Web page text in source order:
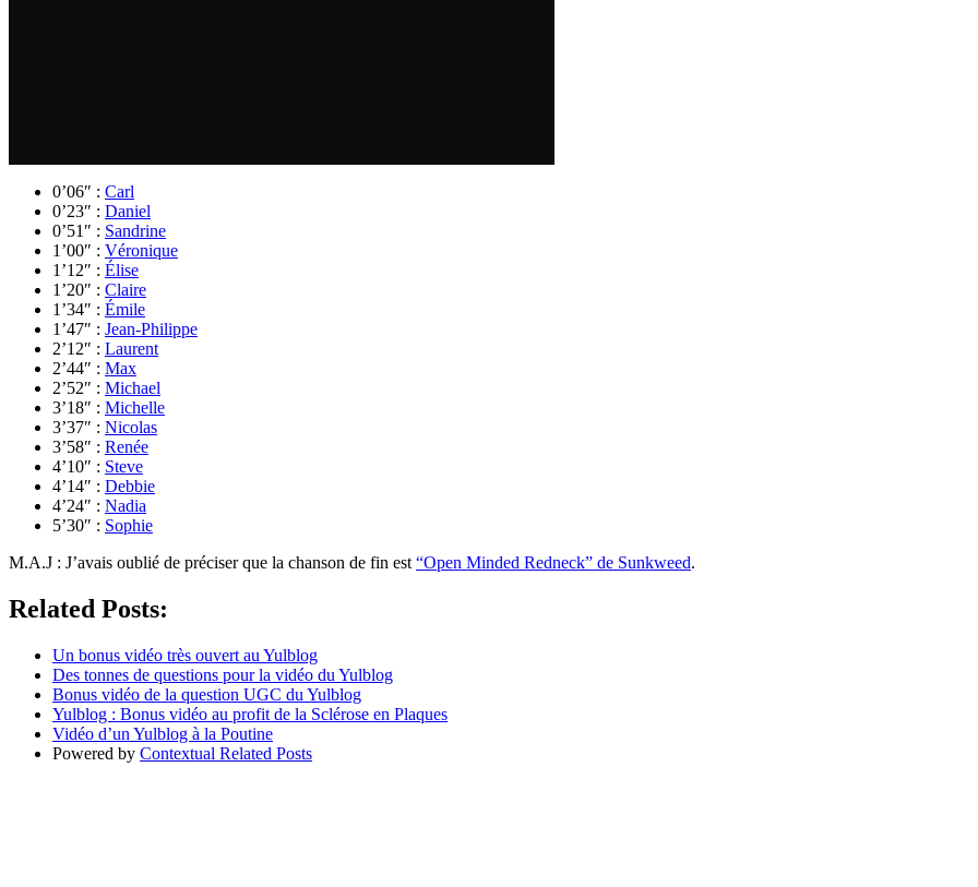
0’06″ : Carl
0’23″ : Daniel
0’51″ : Sandrine
1’00″ : Véronique
1’12″ : Élise
1’20″ : Claire
1’34″ : Émile
1’47″ : Jean-Philippe
2’12″ : Laurent
2’44″ : Max
2’52″ : Michael
3’18″ : Michelle
3’37″ : Nicolas
3’58″ : Renée
4’10″ : Steve
4’14″ : Debbie
4’24″ : Nadia
5’30″ : Sophie
M.A.J : J’avais oublié de préciser que la chanson de fin est “Open Minded Redneck” de Sunkweed.
Related Posts:
Un bonus vidéo très ouvert au Yulblog
Des tonnes de questions pour la vidéo du Yulblog
Bonus vidéo de la question UGC du Yulblog
Yulblog : Bonus vidéo au profit de la Sclérose en Plaques
Vidéo d’un Yulblog à la Poutine
Powered by Contextual Related Posts